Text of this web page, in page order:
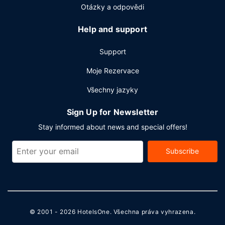
Otázky a odpovědi
Help and support
Support
Moje Rezervace
Všechny jazyky
Sign Up for Newsletter
Stay informed about news and special offers!
Subscribe
© 2001 - 2026 HotelsOne. Všechna práva vyhrazena.